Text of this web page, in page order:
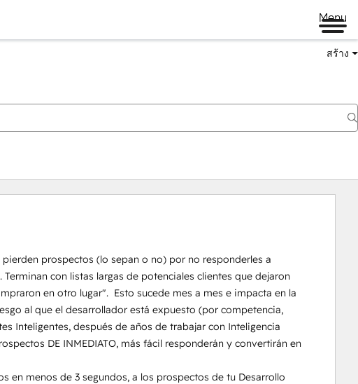
Menu
สร้าง
prospectos (lo sepan o no) por no responderles a
con listas largas de potenciales clientes que dejaron
en otro lugar".  Esto sucede mes a mes e impacta en la
al que el desarrollador está expuesto (por competencia,
Inteligentes, después de años de trabajar con Inteligencia
DE INMEDIATO, más fácil responderán y convertirán en
en menos de 3 segundos, a los prospectos de tu Desarrollo